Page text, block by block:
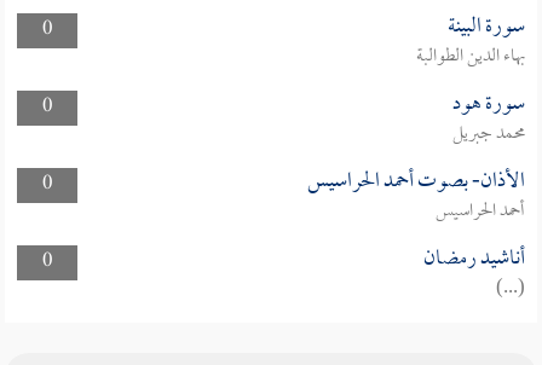
0
سورة البينة
بهاء الدين الطوالبة
0
سورة هود
محمد جبريل
0
الأذان- بصوت أحمد الحراسيس
أحمد الحراسيس
0
أناشيد رمضان
(...)